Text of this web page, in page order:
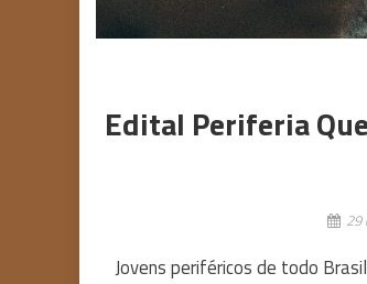
Edital Periferia
29
Jovens periféricos de todo